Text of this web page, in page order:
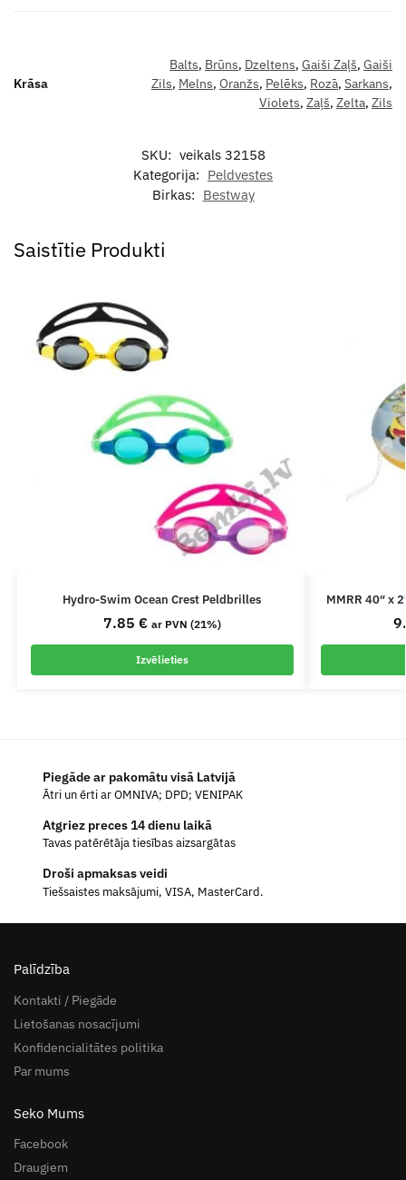
Krāsa
Balts, Brūns, Dzeltens, Gaiši Zaļš, Gaiši
Zils, Melns, Oranžs, Pelēks, Rozā, Sarkans,
Violets, Zaļš, Zelta, Zils
SKU: veikals 32158
Kategorija: Peldvestes
Birkas: Bestway
Saistītie Produkti
Hydro-Swim Ocean Crest Peldbrilles
7.85 € ar PVN (21%)
Izvēlieties
MMRR 40″ x
Piegāde ar pakomātu visā Latvijā
Ātri un ērti ar OMNIVA; DPD; VENIPAK
Atgriez preces 14 dienu laikā
Tavas patērētāja tiesības aizsargātas
Droši apmaksas veidi
Tiešsaistes maksājumi, VISA, MasterCard.
Palīdzība
Kontakti / Piegāde
Lietošanas nosacījumi
Konfidencialitātes politika
Par mums
Seko Mums
Facebook
Draugiem